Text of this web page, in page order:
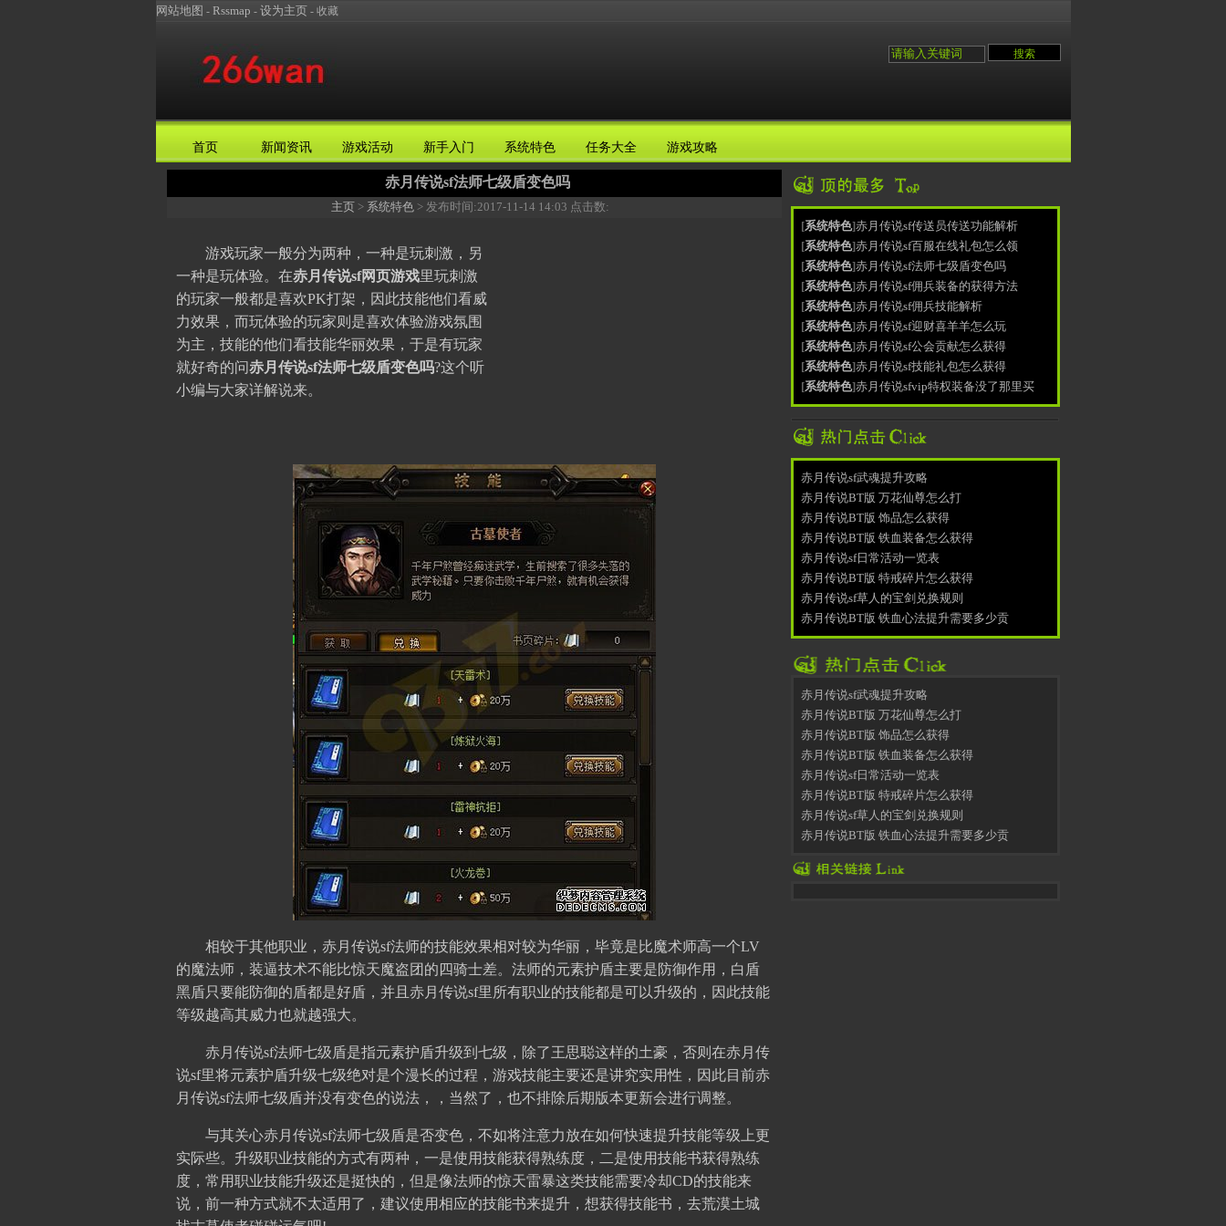
网站地图 - Rssmap - 设为主页 - 收藏
首页 新闻资讯 游戏活动 新手入门 系统特色 任务大全 游戏攻略
赤月传说sf法师七级盾变色吗
主页 > 系统特色 > 发布时间:2017-11-14 14:03 点击数:
游戏玩家一般分为两种，一种是玩刺激，另
一种是玩体验。在赤月传说sf网页游戏里玩刺激
的玩家一般都是喜欢PK打架，因此技能他们看威
力效果，而玩体验的玩家则是喜欢体验游戏氛围
为主，技能的他们看技能华丽效果，于是有玩家
就好奇的问赤月传说sf法师七级盾变色吗?这个听
小编与大家详解说来。
相较于其他职业，赤月传说sf法师的技能效果相对较为华丽，毕竟是比魔术师高一个LV
的魔法师，装逼技术不能比惊天魔盗团的四骑士差。法师的元素护盾主要是防御作用，白盾
黑盾只要能防御的盾都是好盾，并且赤月传说sf里所有职业的技能都是可以升级的，因此技能
等级越高其威力也就越强大。
赤月传说sf法师七级盾是指元素护盾升级到七级，除了王思聪这样的土豪，否则在赤月传
说sf里将元素护盾升级七级绝对是个漫长的过程，游戏技能主要还是讲究实用性，因此目前赤
月传说sf法师七级盾并没有变色的说法，，当然了，也不排除后期版本更新会进行调整。
与其关心赤月传说sf法师七级盾是否变色，不如将注意力放在如何快速提升技能等级上更
实际些。升级职业技能的方式有两种，一是使用技能获得熟练度，二是使用技能书获得熟练
度，常用职业技能升级还是挺快的，但是像法师的惊天雷暴这类技能需要冷却CD的技能来
说，前一种方式就不太适用了，建议使用相应的技能书来提升，想获得技能书，去荒漠土城
[系统特色]赤月传说sf传送员传送功能解析
[系统特色]赤月传说sf百服在线礼包怎么领
[系统特色]赤月传说sf法师七级盾变色吗
[系统特色]赤月传说sf佣兵装备的获得方法
[系统特色]赤月传说sf佣兵技能解析
[系统特色]赤月传说sf迎财喜羊羊怎么玩
[系统特色]赤月传说sf公会贡献怎么获得
[系统特色]赤月传说sf技能礼包怎么获得
[系统特色]赤月传说sfvip特权装备没了那里买
赤月传说sf武魂提升攻略
赤月传说BT版 万花仙尊怎么打
赤月传说BT版 饰品怎么获得
赤月传说BT版 铁血装备怎么获得
赤月传说sf日常活动一览表
赤月传说BT版 特戒碎片怎么获得
赤月传说sf草人的宝剑兑换规则
赤月传说BT版 铁血心法提升需要多少贡
赤月传说sf武魂提升攻略
赤月传说BT版 万花仙尊怎么打
赤月传说BT版 饰品怎么获得
赤月传说BT版 铁血装备怎么获得
赤月传说sf日常活动一览表
赤月传说BT版 特戒碎片怎么获得
赤月传说sf草人的宝剑兑换规则
赤月传说BT版 铁血心法提升需要多少贡